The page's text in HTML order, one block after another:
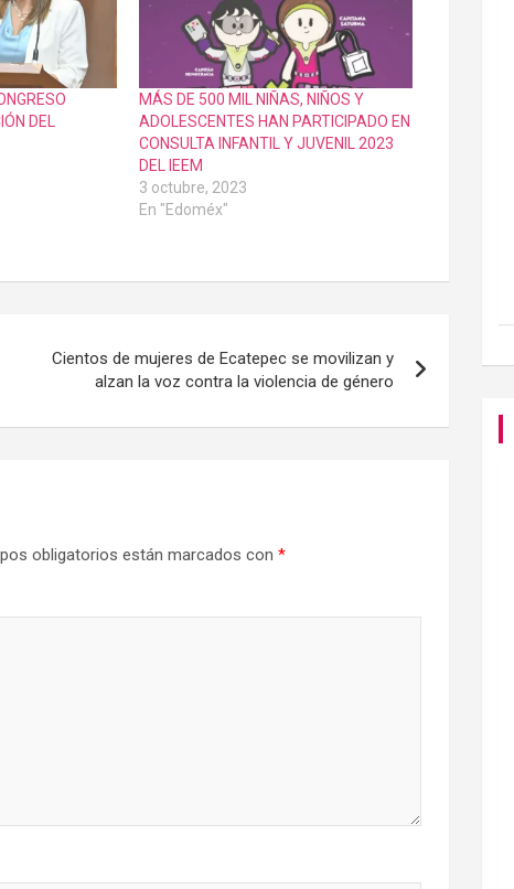
DEL
MÁS DE 500 MIL NIÑAS, NIÑOS Y
ADOLESCENTES HAN PARTICIPADO EN
CONSULTA INFANTIL Y JUVENIL 2023
DEL IEEM
3 octubre, 2023
En "Edoméx"
Cientos de mujeres de Ecatepec se movilizan y
alzan la voz contra la violencia de género
obligatorios están marcados con *